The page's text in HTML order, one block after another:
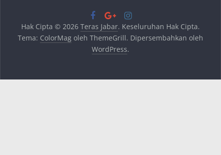
Hak Cipta © 2026 Teras Jabar. Keseluruhan Hak Cipta.
Tema: ColorMagoleh ThemeGrill. Dipersembahkan oleh
WordPress.